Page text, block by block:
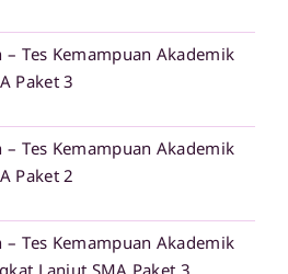
– Tes Kemampuan Akademik
Paket 3
– Tes Kemampuan Akademik
Paket 2
– Tes Kemampuan Akademik